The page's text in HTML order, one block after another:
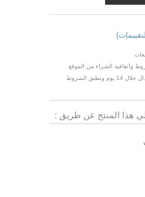
واتفاقية الشراء من الموقع
> يمكن الاسترجاع والاستبدال خلال 14 يوم وتطبق الشروط
هذا المنتج عن طريق :